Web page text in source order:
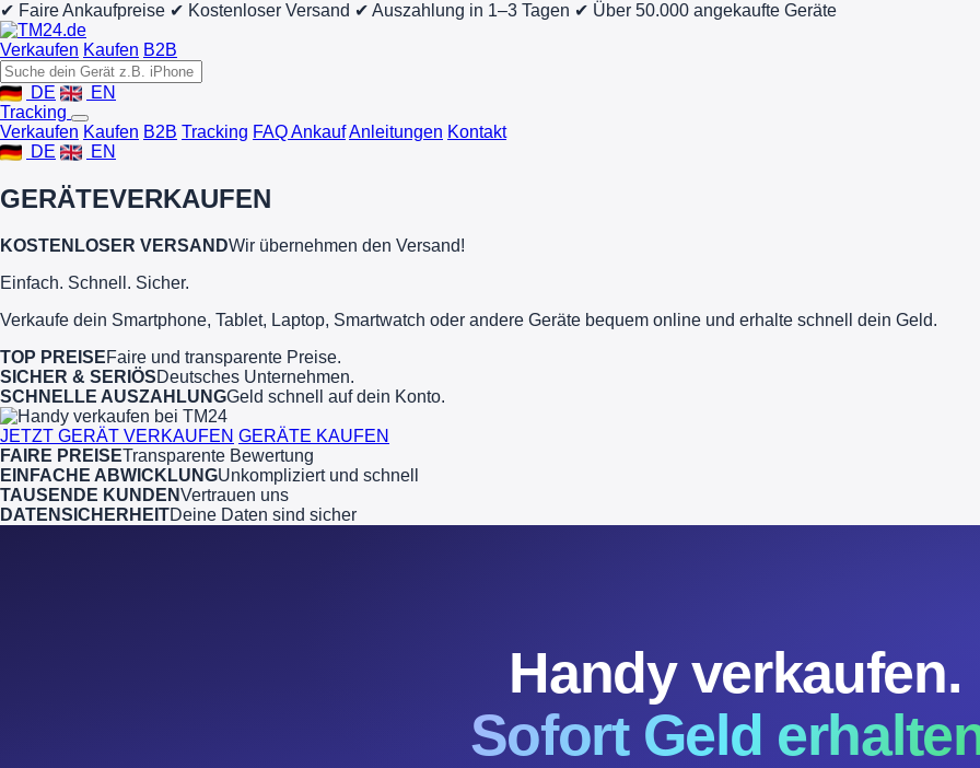
✔ Faire Ankaufpreise ✔ Kostenloser Versand ✔ Auszahlung in 1–3 Tagen ✔ Über 50.000 angekaufte Geräte
Verkaufen Kaufen B2B
DE
EN
Tracking
Verkaufen Kaufen B2B Tracking FAQ AnkaufAnleitungen Kontakt
DE
EN
GERÄTEVERKAUFEN
KOSTENLOSER VERSANDWir übernehmen den Versand!
Einfach. Schnell. Sicher.
Verkaufe dein Smartphone, Tablet, Laptop, Smartwatch oder andere Geräte bequem online und erhalte schnell dein Geld.
TOP PREISEFaire und transparente Preise.
SICHER & SERIÖSDeutsches Unternehmen.
SCHNELLE AUSZAHLUNGGeld schnell auf dein Konto.
JETZT GERÄT VERKAUFEN GERÄTE KAUFEN
FAIRE PREISETransparente Bewertung
EINFACHE ABWICKLUNGUnkompliziert und schnell
TAUSENDE KUNDENVertrauen uns
DATENSICHERHEITDeine Daten sind sicher
Handy verkaufen.
Sofort Geld